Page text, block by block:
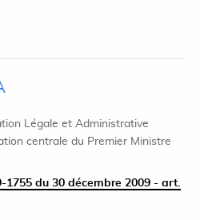
Légale et Administrative
centrale du Premier Ministre
1755 du 30 décembre 2009 - art.